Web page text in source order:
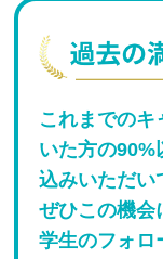
これまでの
いた方の90%
込みいただい
ぜひこの機会
学生のフォロ